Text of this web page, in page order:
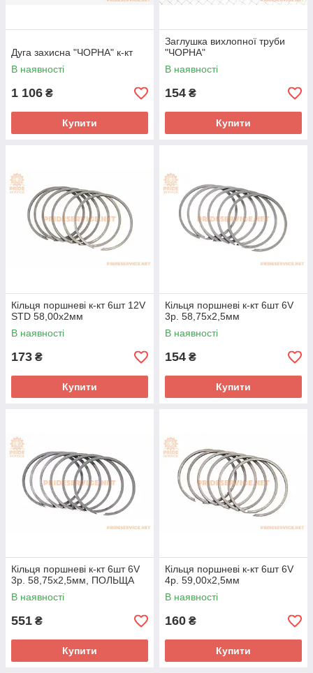
Дуга захисна "ЧОРНА" к-кт
В наявності
1 106 ₴
Купити
Заглушка вихлопної труби
"ЧОРНА"
В наявності
154 ₴
Купити
Кільця поршневі к-кт 6шт 12V
STD 58,00x2мм
В наявності
173 ₴
Купити
Кільця поршневі к-кт 6шт 6V
3р. 58,75x2,5мм
В наявності
154 ₴
Купити
Кільця поршневі к-кт 6шт 6V
3р. 58,75x2,5мм, ПОЛЬЩА
В наявності
551 ₴
Купити
Кільця поршневі к-кт 6шт 6V
4р. 59,00x2,5мм
В наявності
160 ₴
Купити